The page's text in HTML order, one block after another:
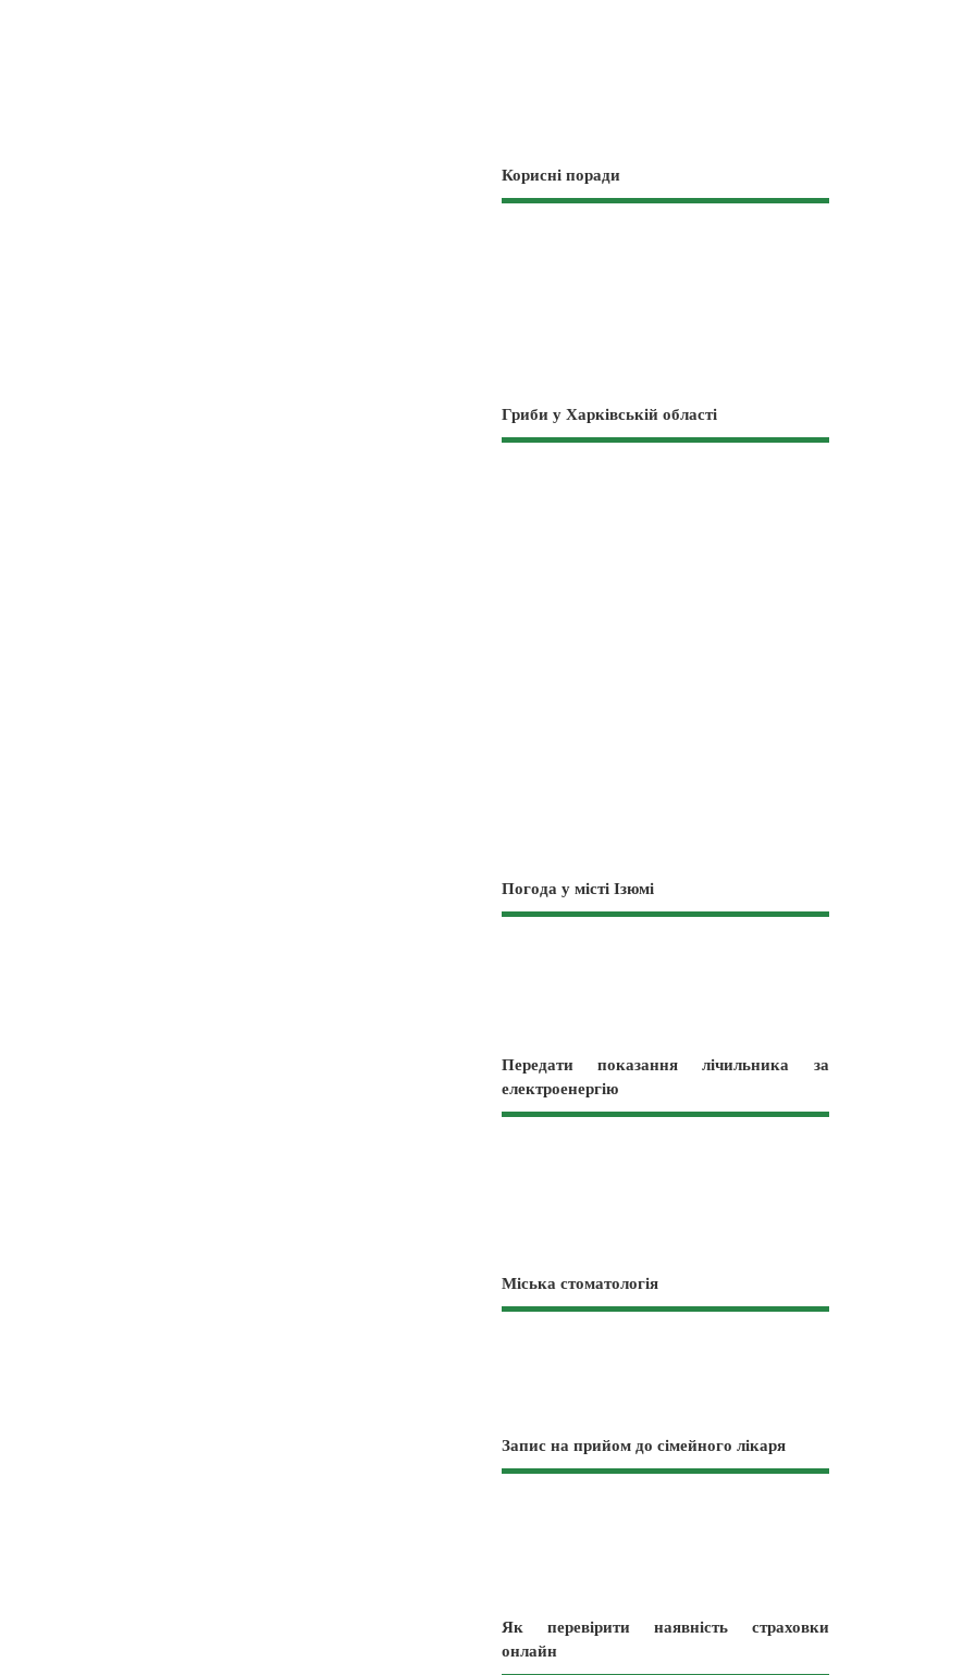
Корисні поради
Гриби у Харківській області
Погода у місті Ізюмі
Передати показання лічильника за
електроенергію
Міська стоматологія
Запис на прийом до сімейного лікаря
Як перевірити наявність страховки
онлайн